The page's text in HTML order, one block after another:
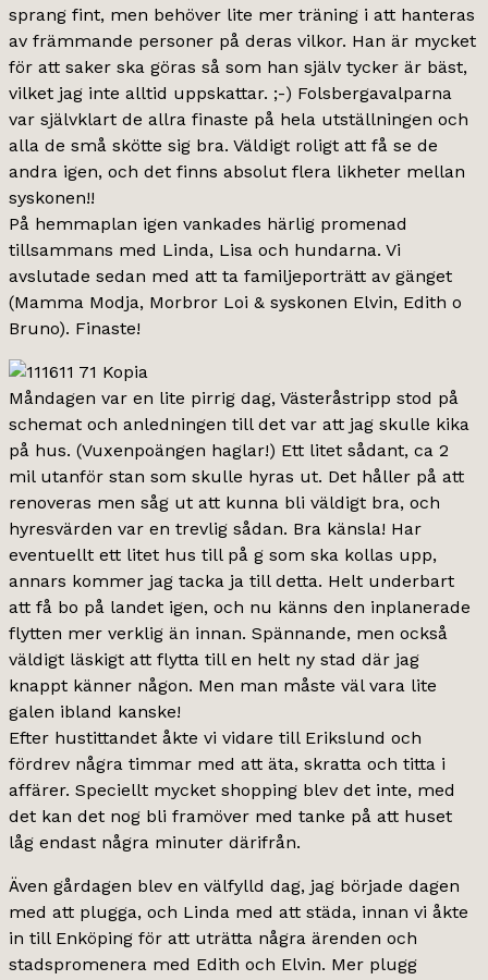
sprang fint, men behöver lite mer träning i att hanteras
av främmande personer på deras vilkor. Han är mycket
för att saker ska göras så som han själv tycker är bäst,
vilket jag inte alltid uppskattar. ;-) Folsbergavalparna
var självklart de allra finaste på hela utställningen och
alla de små skötte sig bra. Väldigt roligt att få se de
andra igen, och det finns absolut flera likheter mellan
syskonen!!
På hemmaplan igen vankades härlig promenad
tillsammans med Linda, Lisa och hundarna. Vi
avslutade sedan med att ta familjeporträtt av gänget
(Mamma Modja, Morbror Loi & syskonen Elvin, Edith o
Bruno). Finaste!
Måndagen var en lite pirrig dag, Västeråstripp stod på
schemat och anledningen till det var att jag skulle kika
på hus. (Vuxenpoängen haglar!) Ett litet sådant, ca 2
mil utanför stan som skulle hyras ut. Det håller på att
renoveras men såg ut att kunna bli väldigt bra, och
hyresvärden var en trevlig sådan. Bra känsla! Har
eventuellt ett litet hus till på g som ska kollas upp,
annars kommer jag tacka ja till detta. Helt underbart
att få bo på landet igen, och nu känns den inplanerade
flytten mer verklig än innan. Spännande, men också
väldigt läskigt att flytta till en helt ny stad där jag
knappt känner någon. Men man måste väl vara lite
galen ibland kanske!
Efter hustittandet åkte vi vidare till Erikslund och
fördrev några timmar med att äta, skratta och titta i
affärer. Speciellt mycket shopping blev det inte, med
det kan det nog bli framöver med tanke på att huset
låg endast några minuter därifrån.
Även gårdagen blev en välfylld dag, jag började dagen
med att plugga, och Linda med att städa, innan vi åkte
in till Enköping för att uträtta några ärenden och
stadspromenera med Edith och Elvin. Mer plugg